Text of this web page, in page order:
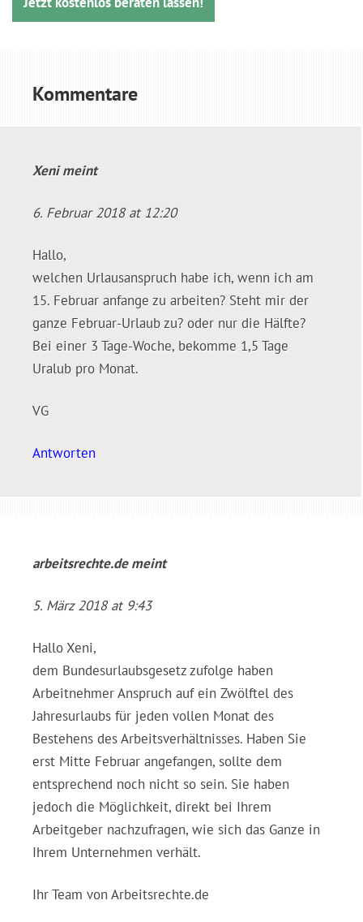
Kommentare
Xenimeint
6. Februar 2018 at 12:20
Hallo,
welchen Urlausanspruch habe ich, wenn ich am
15. Februar anfange zu arbeiten? Steht mir der
ganze Februar-Urlaub zu? oder nur die Hälfte?
Bei einer 3 Tage-Woche, bekomme 1,5 Tage
Uralub pro Monat.
VG
Antworten
arbeitsrechte.demeint
5. März 2018 at 9:43
Hallo Xeni,
dem Bundesurlaubsgesetz zufolge haben
Arbeitnehmer Anspruch auf ein Zwölftel des
Jahresurlaubs für jeden vollen Monat des
Bestehens des Arbeitsverhältnisses. Haben Sie
erst Mitte Februar angefangen, sollte dem
entsprechend noch nicht so sein. Sie haben
jedoch die Möglichkeit, direkt bei Ihrem
Arbeitgeber nachzufragen, wie sich das Ganze in
Ihrem Unternehmen verhält.
Ihr Team von Arbeitsrechte.de